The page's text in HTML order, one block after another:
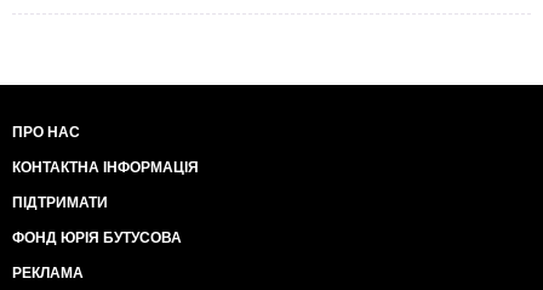
ПРО НАС
КОНТАКТНА ІНФОРМАЦІЯ
ПІДТРИМАТИ
ФОНД ЮРІЯ БУТУСОВА
РЕКЛАМА